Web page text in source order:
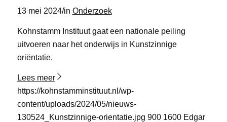
13 mei 2024/in Onderzoek
Kohnstamm Instituut gaat een nationale peiling
uitvoeren naar het onderwijs in Kunstzinnige
oriëntatie.
Lees meer
https://kohnstamminstituut.nl/wp-
content/uploads/2024/05/nieuws-
130524_Kunstzinnige-orientatie.jpg 900 1600 Edgar